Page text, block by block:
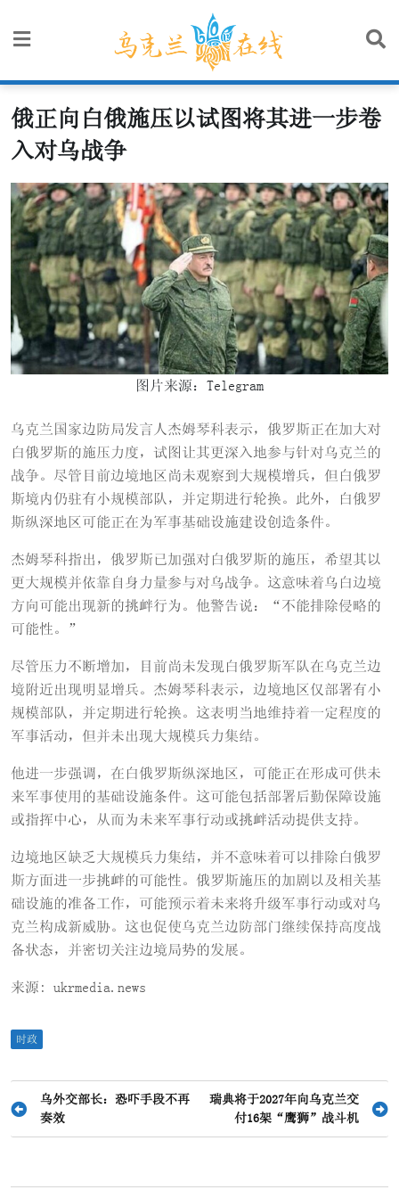
俄正向白俄施压以试图将其进一步卷
入对乌战争
图片来源：Telegram
乌克兰国家边防局发言人杰姆琴科表示，俄罗斯正在加大对
白俄罗斯的施压力度，试图让其更深入地参与针对乌克兰的
战争。尽管目前边境地区尚未观察到大规模增兵，但白俄罗
斯境内仍驻有小规模部队，并定期进行轮换。此外，白俄罗
斯纵深地区可能正在为军事基础设施建设创造条件。
杰姆琴科指出，俄罗斯已加强对白俄罗斯的施压，希望其以
更大规模并依靠自身力量参与对乌战争。这意味着乌白边境
方向可能出现新的挑衅行为。他警告说：“不能排除侵略的
可能性。”
尽管压力不断增加，目前尚未发现白俄罗斯军队在乌克兰边
境附近出现明显增兵。杰姆琴科表示，边境地区仅部署有小
规模部队，并定期进行轮换。这表明当地维持着一定程度的
军事活动，但并未出现大规模兵力集结。
他进一步强调，在白俄罗斯纵深地区，可能正在形成可供未
来军事使用的基础设施条件。这可能包括部署后勤保障设施
或指挥中心，从而为未来军事行动或挑衅活动提供支持。
边境地区缺乏大规模兵力集结，并不意味着可以排除白俄罗
斯方面进一步挑衅的可能性。俄罗斯施压的加剧以及相关基
础设施的准备工作，可能预示着未来将升级军事行动或对乌
克兰构成新威胁。这也促使乌克兰边防部门继续保持高度战
备状态，并密切关注边境局势的发展。
来源: ukrmedia.news
时政
文
航
乌外交部长：恐吓手段不再
奏效
瑞典将于2027年向乌克兰交
付16架“鹰狮”战斗机